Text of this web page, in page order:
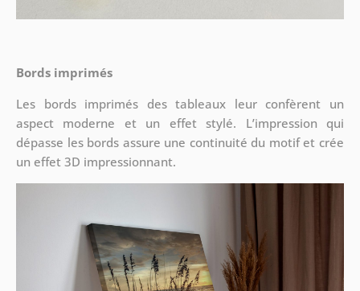
Bords imprimés
Les bords imprimés des tableaux leur confèrent un
aspect moderne et un effet stylé. L’impression qui
dépasse les bords assure une continuité du motif et crée
un effet 3D impressionnant.